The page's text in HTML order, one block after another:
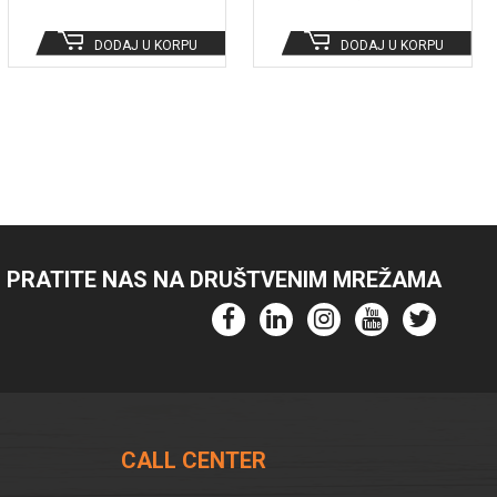
DODAJ U KORPU
cena
je:
5.391,00 RSD.
DODAJ U KORPU
PRATITE NAS NA DRUŠTVENIM MREŽAMA
CALL CENTER